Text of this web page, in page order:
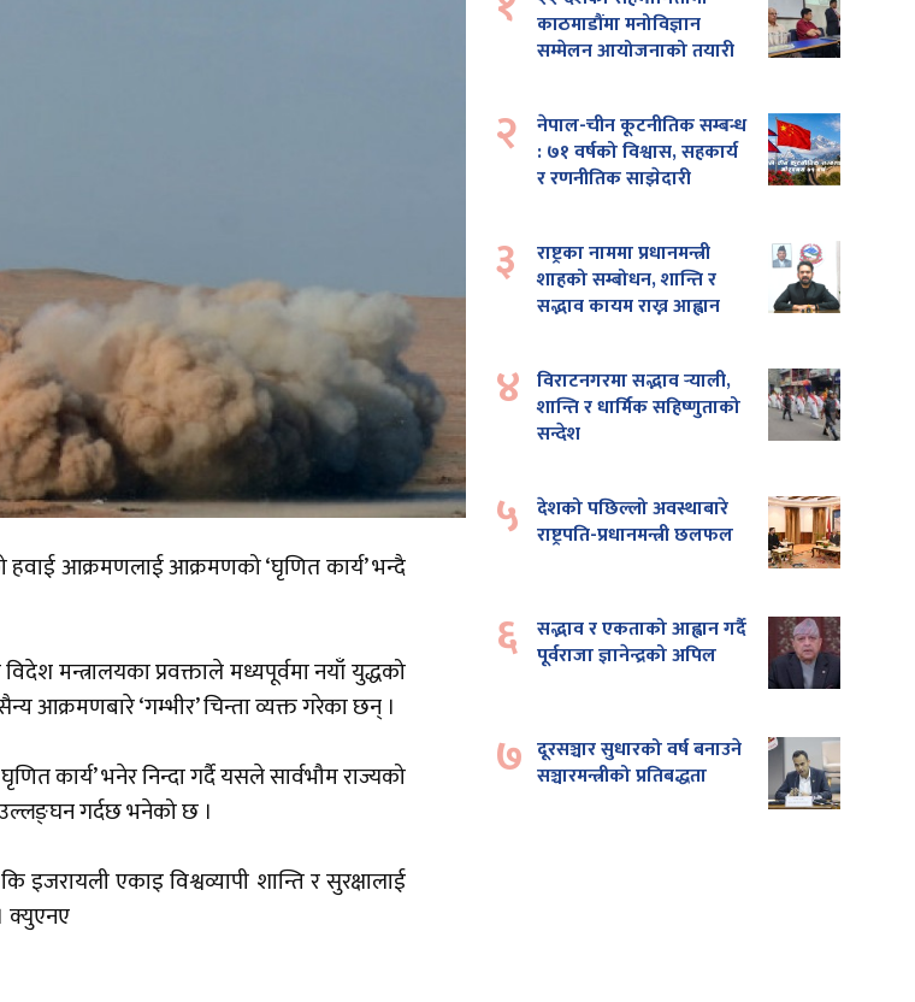
हवाई आक्रमणलाई आक्रमणको ‘घृणित कार्य’ भन्दै
मन्त्रालयका प्रवक्ताले मध्यपूर्वमा नयाँ युद्धको
आक्रमणबारे ‘गम्भीर’ चिन्ता व्यक्त गरेका छन् ।
कार्य’ भनेर निन्दा गर्दै यसले सार्वभौम राज्यको
उल्लङ्घन गर्दछ भनेको छ ।
एकाइ विश्वव्यापी शान्ति र सुरक्षालाई
क्युएनए
काठमाडौंमा मनोविज्ञान
सम्मेलन आयोजनाको तयारी
२
नेपाल-चीन कूटनीतिक सम्बन्ध
: ७१ वर्षको विश्वास, सहकार्य
र रणनीतिक साझेदारी
३
राष्ट्रका नाममा प्रधानमन्त्री
शाहको सम्बोधन, शान्ति र
सद्भाव कायम राख्न आह्वान
४ विराटनगरमा सद्भाव र्‍याली,
शान्ति र धार्मिक सहिष्णुताको
सन्देश
५ देशको पछिल्लो अवस्थाबारे
राष्ट्रपति-प्रधानमन्त्री छलफल
६ सद्भाव र एकताको आह्वान गर्दै
पूर्वराजा ज्ञानेन्द्रको अपिल
७ दूरसञ्चार सुधारको वर्ष बनाउने
सञ्चारमन्त्रीको प्रतिबद्धता